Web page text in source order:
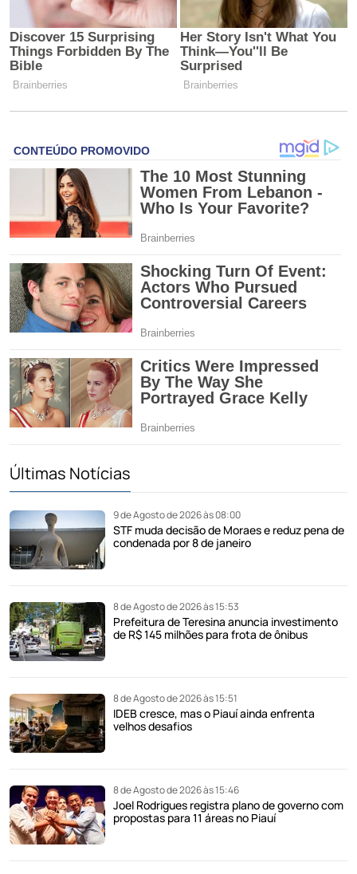
Últimas Notícias
9 de Agosto de 2026 às 08:00
STF muda decisão de Moraes e reduz pena de
condenada por 8 de janeiro
8 de Agosto de 2026 às 15:53
Prefeitura de Teresina anuncia investimento
de R$ 145 milhões para frota de ônibus
8 de Agosto de 2026 às 15:51
IDEB cresce, mas o Piauí ainda enfrenta
velhos desafios
8 de Agosto de 2026 às 15:46
Joel Rodrigues registra plano de governo com
propostas para 11 áreas no Piauí